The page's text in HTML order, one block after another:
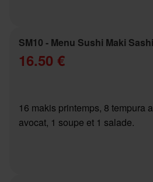
SM10 - Menu Sushi Maki
16.50 €
16 makis printemps, 8 tempura
avocat, 1 soupe et 1 salade.